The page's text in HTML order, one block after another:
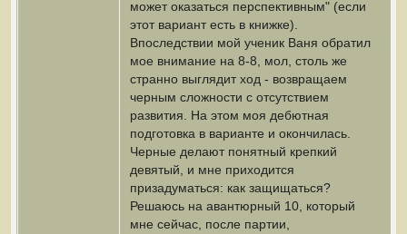
может оказаться перспективным" (если
этот вариант есть в книжке).
Впоследствии мой ученик Ваня обратил
мое внимание на 8-8, мол, столь же
странно выглядит ход - возвращаем
черным сложности с отсутствием
развития. На этом моя дебютная
подготовка в варианте и окончилась.
Черные делают понятный крепкий
девятый, и мне приходится
призадуматься: как защищаться?
Решаюсь на авантюрный 10, который
мне сейчас, после партии,